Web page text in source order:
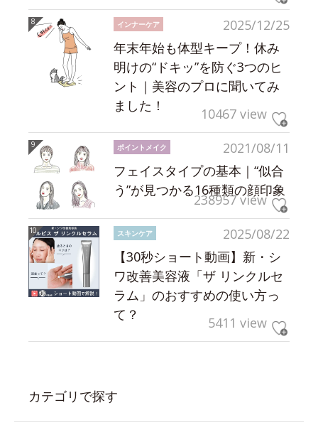
2025/12/25
インナーケア
年末年始も体型キープ！休み
明けの“ドキッ”を防ぐ3つのヒ
ント｜美容のプロに聞いてみ
ました！
10467 view
2021/08/11
ポイントメイク
フェイスタイプの基本｜“似合
う”が見つかる16種類の顔印象
238957 view
2025/08/22
スキンケア
【30秒ショート動画】新・シ
ワ改善美容液「ザ リンクルセ
ラム」のおすすめの使い方っ
て？
5411 view
カテゴリで探す